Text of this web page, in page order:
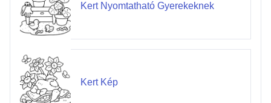
Kert Nyomtatható Gyerekeknek
Kert Kép